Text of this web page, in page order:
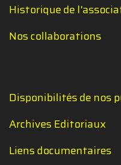
Historique de
Nos collaborations
Disponibilités de nos
Archives Editoriaux
Liens documentaires